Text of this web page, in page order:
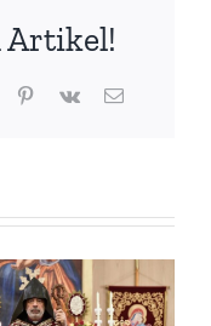
Artikel!
TumblrPinterest
Vk
E-